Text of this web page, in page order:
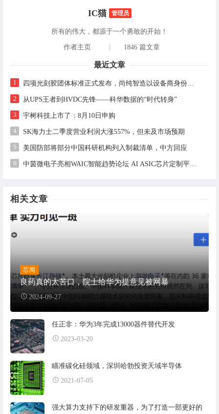
IC猫 管理员
所有的伟大，都源于一个勇敢的开始！
作者主页 1846 篇文章
最近文章
1 四项光刻胶团体标准正式发布，尚纯智造以设备商身份跻身标准起草席
2 从UPS王者到HVDC先锋——科华数据的“时代转身”
3 宇树科技上市了：8月10日申购
4 SK海力士二季度营业利润大涨557%，但未及市场预期
5 美国防部将部分中国科研机构列入制裁清单，中方回应
6 中茵微电子亮相WAIC智能趋势论坛 AI ASIC芯片定制平台赋能工业AI落地
相关文章
芯闻
良药真的太苦口，院士给华为提意见被网暴
2024-09-27
任正非：华为3年完成13000器件替代开发
2023-03-20
瞄准碳化硅领域，深圳哈勃投资天域半导体
2021-07-05
强大算力支持下的研发重器，为了打造一部更好的